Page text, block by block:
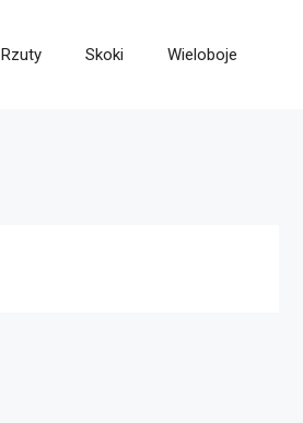
Rzuty Skoki Wieloboje